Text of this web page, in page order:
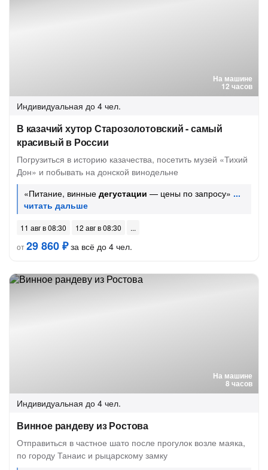
На машине
12 часов
Индивидуальная до 4 чел.
В казачий хутор Старозолотовский - самый
красивый в России
Погрузиться в историю казачества, посетить музей «Тихий
Дон» и побывать на донской винодельне
«Питание, винные дегустации — цены по запросу»
11 авг в 08:30
12 авг в 08:30
от29 860 ₽за всё до 4 чел.
На машине
8 часов
Индивидуальная до 4 чел.
Винное рандеву из Ростова
Отправиться в частное шато после прогулок возле маяка,
по городу Танаис и рыцарскому замку